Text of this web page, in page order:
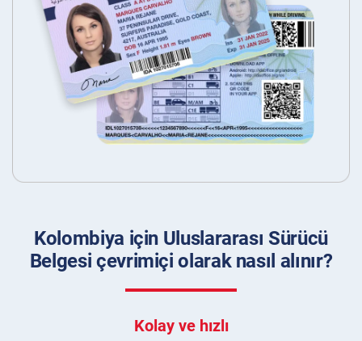
Kolombiya için Uluslararası Sürücü
Belgesi çevrimiçi olarak nasıl alınır?
Kolay ve hızlı